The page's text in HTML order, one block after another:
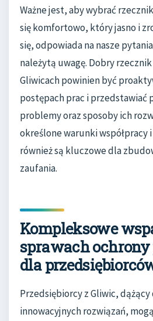
Ważne jest, aby wybrać
się komfortowo, który jasno i
się, odpowiada na nasze
należytą uwagę. Dobry
Gliwicach powinien być
postępach prac i przedstawiać
problemy oraz sposoby ich
określone warunki współpracy
również są kluczowe dla
zaufania.
Kompleksowe
sprawach
dla
Przedsiębiorcy z Gliwic,
innowacyjnych rozwiązań,